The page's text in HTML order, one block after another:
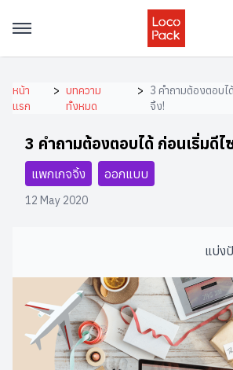
หน้า
แรก
> บทความ
ทั้งหมด
> 3 คำถามต้องตอบไ
จิ้ง!
3 คำถามต้องตอบได้ ก่อนเริ่มดี
แพกเกจจิ้ง ออกแบบ
12 May 2020
แบ่ง